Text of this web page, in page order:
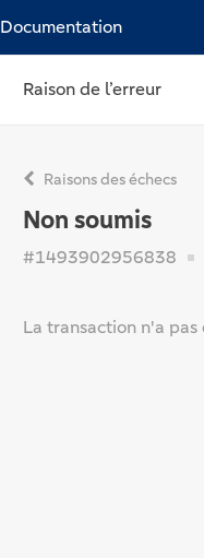
Documentation
Raison de l’erreur
Raisons des échecs
Non soumis
#1493902956838
La transaction n'a